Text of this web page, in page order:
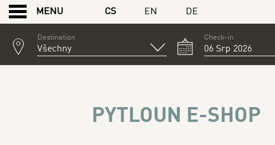
MENU CS EN DE
Destination Check-in
PYTLOUN E-SHOP